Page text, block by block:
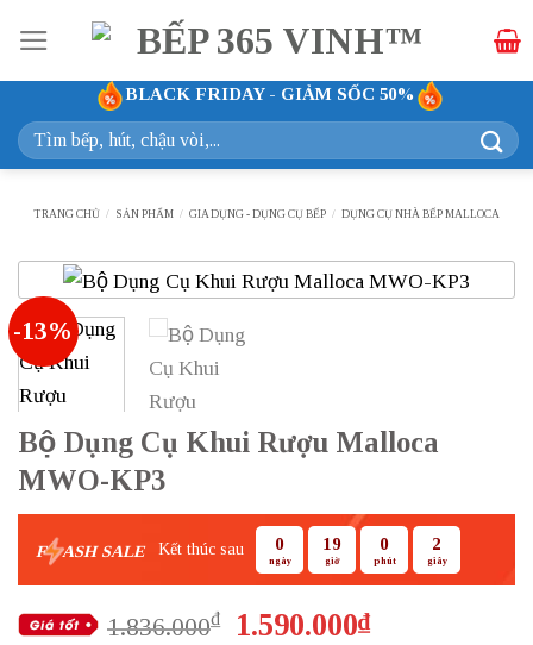
qua
nội
dung
BLACK FRIDAY - GIẢM SỐC 50%
Tìm
kiếm:
TRANG CHỦ / SẢN PHẨM / GIA DỤNG - DỤNG CỤ BẾP / DỤNG CỤ NHÀ BẾP MALLOCA
-13%
Bộ Dụng Cụ Khui Rượu Malloca
MWO-KP3
F ASH SALE Kết thúc sau 0
ngày
19
giờ
0
phút
1
giây
1.836.000₫
Giá
1.590.000₫Giá